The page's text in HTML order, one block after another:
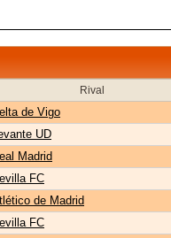
Rival
de Vigo
UD
Madrid
FC
de Madrid
FC